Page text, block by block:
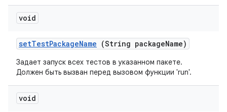
void
setTestPackageName (String packageName)
Задает запуск всех тестов в указанном пакете.
Должен быть вызван перед вызовом функции 'run'.
void